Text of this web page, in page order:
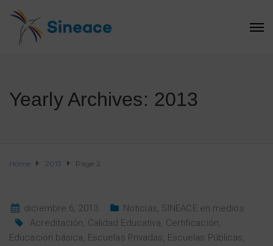
Yearly Archives: 2013
Home 2013 Page 2
diciembre 6, 2013 Noticias, SINEACE en medios
Acreditación, Calidad Educativa, Certificación,
Educación básica, Escuelas Privadas, Escuelas Públicas,